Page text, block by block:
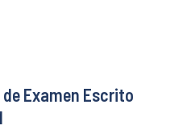
Examen Escrito